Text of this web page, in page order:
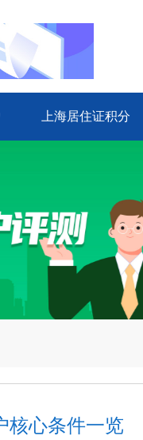
上海居住证积分
核心条件一览